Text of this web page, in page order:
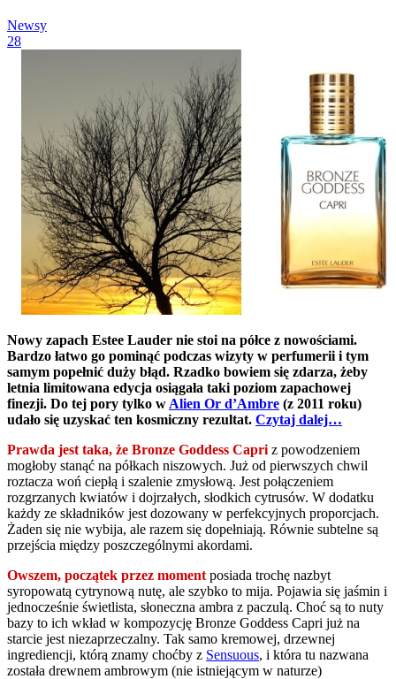
Newsy
28
Nowy zapach Estee Lauder nie stoi na półce z nowościami.
Bardzo łatwo go pominąć podczas wizyty w perfumerii i tym
samym popełnić duży błąd. Rzadko bowiem się zdarza, żeby
letnia limitowana edycja osiągała taki poziom zapachowej
finezji. Do tej pory tylko w Alien Or d’Ambre (z 2011 roku)
udało się uzyskać ten kosmiczny rezultat. Czytaj dalej…
Prawda jest taka, że Bronze Goddess Capri z powodzeniem
mogłoby stanąć na półkach niszowych. Już od pierwszych chwil
roztacza woń ciepłą i szalenie zmysłową. Jest połączeniem
rozgrzanych kwiatów i dojrzałych, słodkich cytrusów. W dodatku
każdy ze składników jest dozowany w perfekcyjnych proporcjach.
Żaden się nie wybija, ale razem się dopełniają. Równie subtelne są
przejścia między poszczególnymi akordami.
Owszem, początek przez moment posiada trochę nazbyt
syropowatą cytrynową nutę, ale szybko to mija. Pojawia się jaśmin i
jednocześnie świetlista, słoneczna ambra z paczulą. Choć są to nuty
bazy to ich wkład w kompozycję Bronze Goddess Capri już na
starcie jest niezaprzeczalny. Tak samo kremowej, drzewnej
ingrediencji, którą znamy choćby z Sensuous, i która tu nazwana
została drewnem ambrowym (nie istniejącym w naturze)